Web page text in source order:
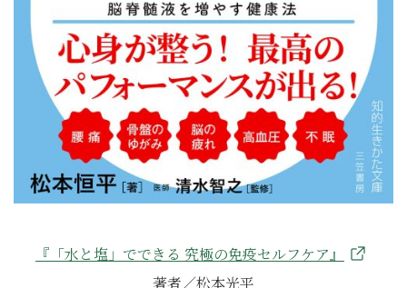
『「水と塩」でできる 究極の免疫セルフケア』
著者／松本光平